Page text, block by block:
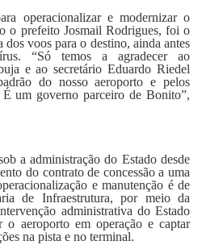
operacionalizar e modernizar o
o prefeito Josmail Rodrigues, foi o
dos voos para o destino, ainda antes
“Só temos a agradecer ao
e ao secretário Eduardo Riedel
do nosso aeroporto e pelos
um governo parceiro de Bonito”,
a administração do Estado desde
do contrato de concessão a uma
e manutenção é de
de Infraestrutura, por meio da
administrativa do Estado
o aeroporto em operação e captar
na pista e no terminal.